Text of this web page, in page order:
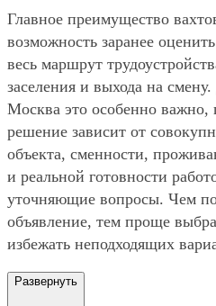
Главное преимущество
возможность заранее
весь маршрут
заселения и выхода на
Москва это особенно важно,
решение зависит от
объекта, сменности,
и реальной готовности
уточняющие вопросы. Чем
объявление, тем проще
избежать неподходящих
Развернуть